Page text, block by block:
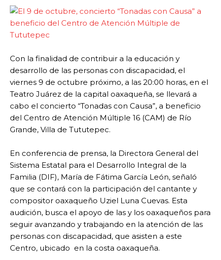
Con la finalidad de contribuir a la educación y
desarrollo de las personas con discapacidad, el
viernes 9 de octubre próximo, a las 20:00 horas, en el
Teatro Juárez de la capital oaxaqueña, se llevará a
cabo el concierto “Tonadas con Causa”, a beneficio
del Centro de Atención Múltiple 16 (CAM) de Río
Grande, Villa de Tututepec.
En conferencia de prensa, la Directora General del
Sistema Estatal para el Desarrollo Integral de la
Familia (DIF), María de Fátima García León, señaló
que se contará con la participación del cantante y
compositor oaxaqueño Uziel Luna Cuevas. Esta
audición, busca el apoyo de las y los oaxaqueños para
seguir avanzando y trabajando en la atención de las
personas con discapacidad, que asisten a este
Centro, ubicado en la costa oaxaqueña.